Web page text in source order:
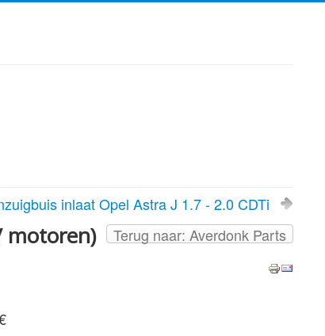
inlaat Opel Astra J 1.7 - 2.0 CDTi
Terug naar: Averdonk Parts
motoren)